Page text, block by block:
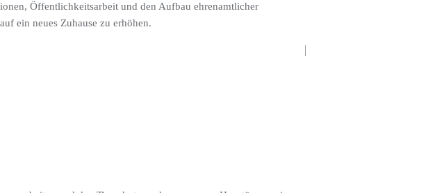
Öffentlichkeitsarbeit und den Aufbau ehrenamtlicher
ein neues Zuhause zu erhöhen.